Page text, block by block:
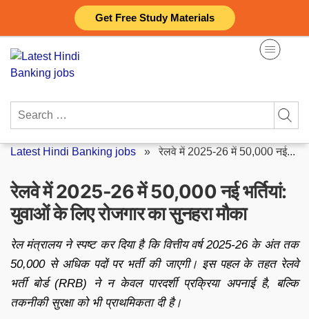
Get Free Study Materials
content
Search
Latest Hindi Banking jobs »रेलवे में 2025-26 में 50,000 नई...
रेलवे में 2025-26 में 50,000 नई भर्तियां:
युवाओं के लिए रोजगार का सुनहरा मौका
रेल मंत्रालय ने स्पष्ट कर दिया है कि वित्तीय वर्ष 2025-26 के अंत तक
50,000 से अधिक पदों पर भर्ती की जाएगी। इस पहल के तहत रेलवे
भर्ती बोर्ड (RRB) ने न केवल पारदर्शी प्रक्रिया अपनाई है, बल्कि
तकनीकी सुरक्षा को भी प्राथमिकता दी है।